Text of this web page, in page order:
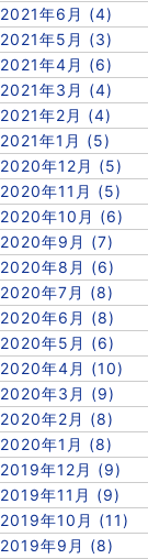
2021年6月 (4)
2021年5月 (3)
2021年4月 (6)
2021年3月 (4)
2021年2月 (4)
2021年1月 (5)
2020年12月 (5)
2020年11月 (5)
2020年10月 (6)
2020年9月 (7)
2020年8月 (6)
2020年7月 (8)
2020年6月 (8)
2020年5月 (6)
2020年4月 (10)
2020年3月 (9)
2020年2月 (8)
2020年1月 (8)
2019年12月 (9)
2019年11月 (9)
2019年10月 (11)
2019年9月 (8)